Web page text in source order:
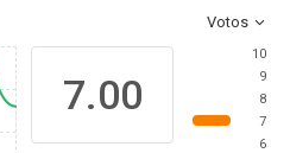
Votos
7.00
10
9
8
7
6